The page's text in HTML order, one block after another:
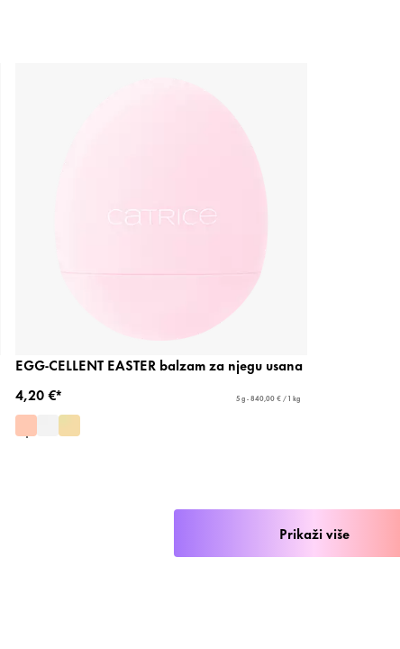
EGG-CELLENT EASTER balzam za njegu usana
4,20 €*
5 g - 840,00 € / 1 kg
Prikaži više